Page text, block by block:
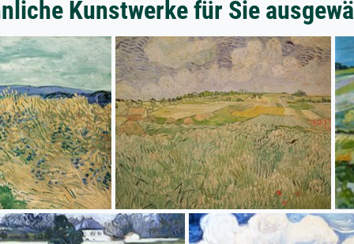
Kunstwerke für Sie